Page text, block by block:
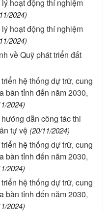
hoạt động thí nghiệm
2024)
hoạt động thí nghiệm
2024)
về Quỹ phát triển đất
hệ thống dự trữ, cung
bàn tỉnh đến năm 2030,
2024)
dẫn công tác thi
tự vệ (20/11/2024)
hệ thống dự trữ, cung
bàn tỉnh đến năm 2030,
2024)
hệ thống dự trữ, cung
bàn tỉnh đến năm 2030,
2024)